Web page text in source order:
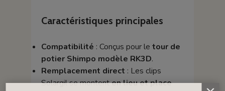
Caractéristiques principales
Compatibilité : Conçus pour le tour de
potier Shimpo modèle RK3D.
Remplacement direct : Les clips
Solargil se montenten lieu et place